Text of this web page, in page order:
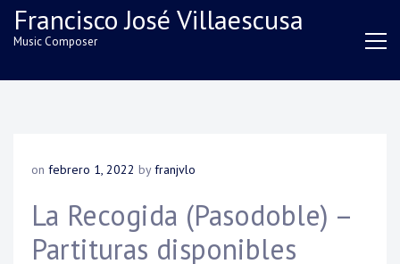
SkipFrancisco José Villaescusa
Music Composer
on febrero 1, 2022 byfranjvlo
La Recogida (Pasodoble) –
Partituras disponibles